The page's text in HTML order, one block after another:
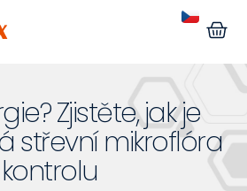
Zjistěte, jak je
střevní mikroflóra